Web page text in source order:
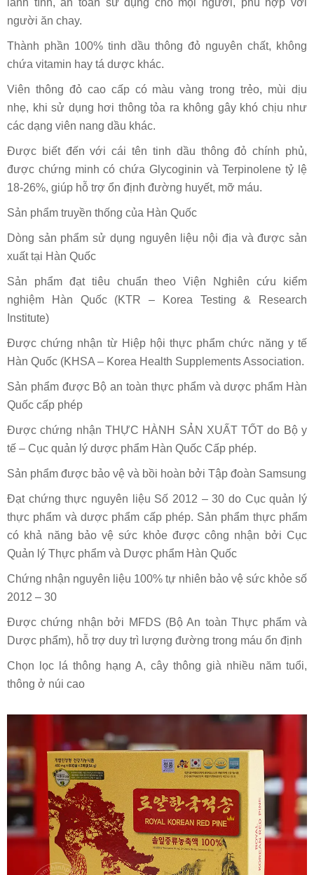
lành tính, an toàn sử dụng cho mọi người, phù hợp với
người ăn chay.
Thành phần 100% tinh dầu thông đỏ nguyên chất, không
chứa vitamin hay tá dược khác.
Viên thông đỏ cao cấp có màu vàng trong trẻo, mùi dịu
nhẹ, khi sử dụng hơi thông tỏa ra không gây khó chịu như
các dạng viên nang dầu khác.
Được biết đến với cái tên tinh dầu thông đỏ chính phủ,
được chứng minh có chứa Glycoginin và Terpinolene tỷ lệ
18-26%, giúp hỗ trợ ổn định đường huyết, mỡ máu.
Sản phẩm truyền thống của Hàn Quốc
Dòng sản phẩm sử dụng nguyên liệu nội địa và được sản
xuất tại Hàn Quốc
Sản phẩm đạt tiêu chuẩn theo Viện Nghiên cứu kiểm
nghiệm Hàn Quốc (KTR – Korea Testing & Research
Institute)
Được chứng nhận từ Hiệp hội thực phẩm chức năng y tế
Hàn Quốc (KHSA – Korea Health Supplements Association.
Sản phẩm được Bộ an toàn thực phẩm và dược phẩm Hàn
Quốc cấp phép
Được chứng nhận THỰC HÀNH SẢN XUẤT TỐT do Bộ y
tế – Cục quản lý dược phẩm Hàn Quốc Cấp phép.
Sản phẩm được bảo vệ và bồi hoàn bởi Tập đoàn Samsung
Đạt chứng thực nguyên liệu Số 2012 – 30 do Cục quản lý
thực phẩm và dược phẩm cấp phép. Sản phẩm thực phẩm
có khả năng bảo vệ sức khỏe được công nhận bởi Cục
Quản lý Thực phẩm và Dược phẩm Hàn Quốc
Chứng nhận nguyên liệu 100% tự nhiên bảo vệ sức khỏe số
2012 – 30
Được chứng nhận bởi MFDS (Bộ An toàn Thực phẩm và
Dược phẩm), hỗ trợ duy trì lượng đường trong máu ổn định
Chọn lọc lá thông hạng A, cây thông già nhiều năm tuổi,
thông ở núi cao